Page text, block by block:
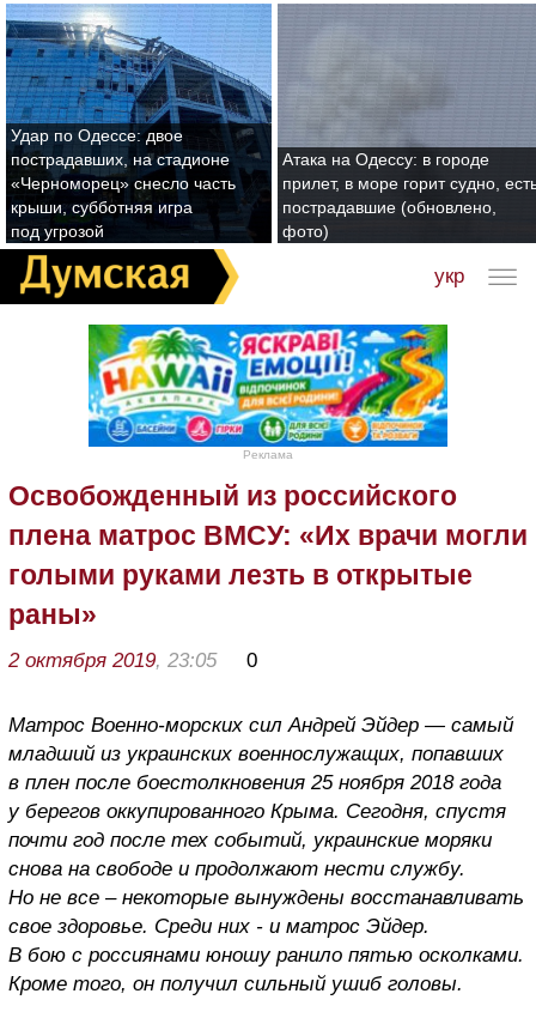
Удар по Одессе: двое
пострадавших, на стадионе
«Черноморец» снесло часть
крыши, субботняя игра
под угрозой
Атака на Одессу: в городе
прилет, в море горит судно,
пострадавшие (обновлено,
фото)
укр
Реклама
Освобожденный из российского
плена матрос ВМСУ: «Их врачи могли
голыми руками лезть в открытые
раны»
2 октября 2019, 23:05 0
Матрос Военно-морских сил Андрей Эйдер — самый
младший из украинских военнослужащих, попавших
в плен после боестолкновения 25 ноября 2018 года
у берегов оккупированного Крыма. Сегодня, спустя
почти год после тех событий, украинские моряки
снова на свободе и продолжают нести службу.
Но не все – некоторые вынуждены восстанавливать
свое здоровье. Среди них - и матрос Эйдер.
В бою с россиянами юношу ранило пятью осколками.
Кроме того, он получил сильный ушиб головы.